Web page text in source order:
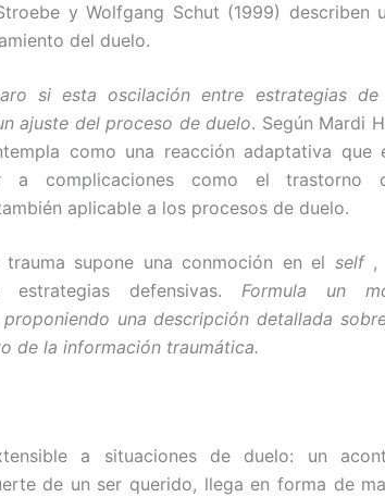
y Wolfgang Schut (1999) describen
del duelo.
si esta oscilación entre estrategias de
ajuste del proceso de duelo. Según Mardi
como una reacción adaptativa que
a complicaciones como el trastorno
aplicable a los procesos de duelo.
supone una conmoción en el self,
estrategias defensivas. Formula un
una descripción detallada
de la información traumática.
a situaciones de duelo: un
de un ser querido, llega en forma de